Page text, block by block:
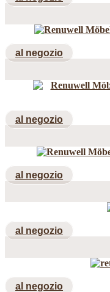
al negozio
al negozio
al negozio
al negozio
al negozio